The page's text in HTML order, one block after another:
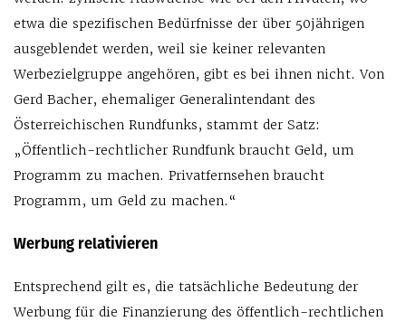
etwa die spezifischen Bedürfnisse der über 50jährigen
ausgeblendet werden, weil sie keiner relevanten
Werbezielgruppe angehören, gibt es bei ihnen nicht. Von
Gerd Bacher, ehemaliger Generalintendant des
Österreichischen Rundfunks, stammt der Satz:
„Öffentlich-rechtlicher Rundfunk braucht Geld, um
Programm zu machen. Privatfernsehen braucht
Programm, um Geld zu machen.“
Werbung relativieren
Entsprechend gilt es, die tatsächliche Bedeutung der
Werbung für die Finanzierung des öffentlich-rechtlichen